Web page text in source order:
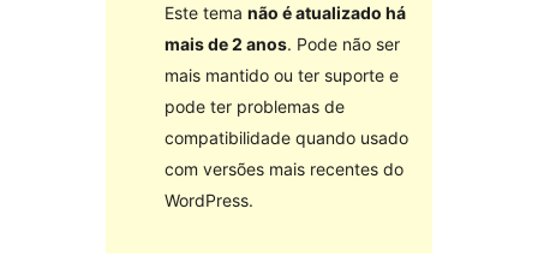
Este tema não é atualizado há
mais de 2 anos. Pode não ser
mais mantido ou ter suporte e
pode ter problemas de
compatibilidade quando usado
com versões mais recentes do
WordPress.